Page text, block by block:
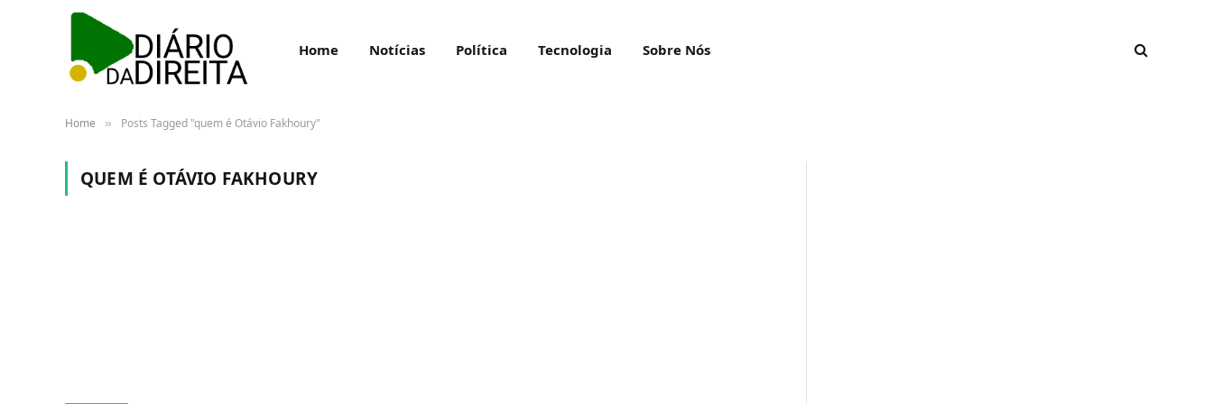
Home Notícias Política Tecnologia Sobre Nós
Home » Posts Tagged "quem é Otávio Fakhoury"
QUEM É OTÁVIO FAKHOURY